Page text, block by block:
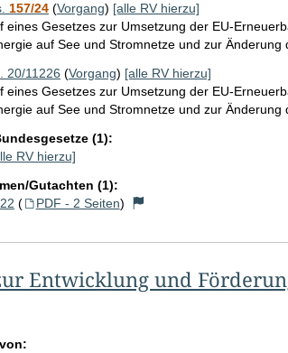
p
r
o
S
e
157/24(Vorgang) [alle RV hierzu]
eines Gesetzes zur Umsetzung der EU-
auf See und Stromnetze und zur
20/11226 (Vorgang) [alle RV hierzu]
eines Gesetzes zur Umsetzung der EU-
auf See und Stromnetze und zur
(1):
RV hierzu]
Gutachten (1):
( PDF - 2 Seiten)
Entwicklung und